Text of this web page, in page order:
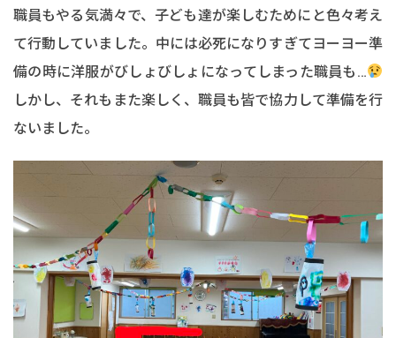
職員もやる気満々で、子ども達が楽しむためにと色々考え
て行動していました。中には必死になりすぎてヨーヨー準
備の時に洋服がびしょびしょになってしまった職員も…
しかし、それもまた楽しく、職員も皆で協力して準備を行
ないました。